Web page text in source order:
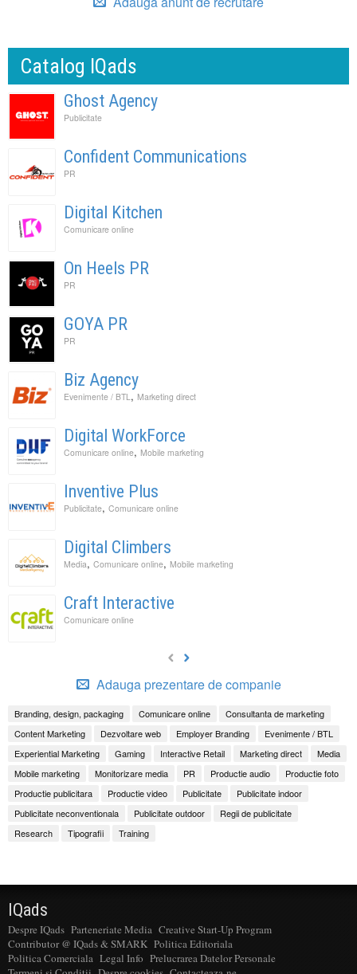
Catalog IQads
Ghost Agency
Publicitate
Confident Communications
PR
Digital Kitchen
Comunicare online
On Heels PR
PR
GOYA PR
PR
Biz Agency
Evenimente / BTL, Marketing direct
Digital WorkForce
Comunicare online, Mobile marketing
Inventive Plus
Publicitate, Comunicare online
Digital Climbers
Media, Comunicare online, Mobile marketing
Craft Interactive
Comunicare online
Adauga prezentare de companie
Branding, design, packaging Comunicare online
Consultanta de marketing
Content Marketing
Dezvoltare web Employer Branding
Evenimente / BTL
Experiential Marketing
Gaming Interactive Retail Marketing direct
Media
Mobile marketing
Monitorizare media PR Productie audio
Productie foto
Productie publicitara
Productie video Publicitate
Publicitate indoor
Publicitate neconventionala
Publicitate outdoor
Regii de publicitate
Research
Tipografii Training
IQads
Despre IQads Parteneriate Media Creative Start-Up Program
Contributor @ IQads & SMARK Politica Editoriala
Politica Comerciala Legal Info Prelucrarea Datelor Personale